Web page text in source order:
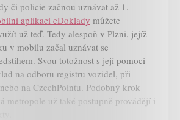
či policie začnou uznávat až 1.
aplikaci eDoklady můžete
už teď. Tedy alespoň v Plzni, jejíž
v mobilu začal uznávat se
Svou totožnost s její pomocí
na odboru registru vozidel, při
na CzechPointu. Podobný krok
metropole už také postupně provádějí i